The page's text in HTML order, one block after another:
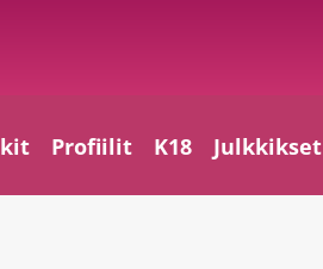
Profiilit K18 Julkkikset